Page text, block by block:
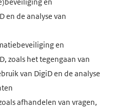
en de analyse van
en
zoals het tegengaan van
van DigiD en de analyse
afhandelen van vragen,